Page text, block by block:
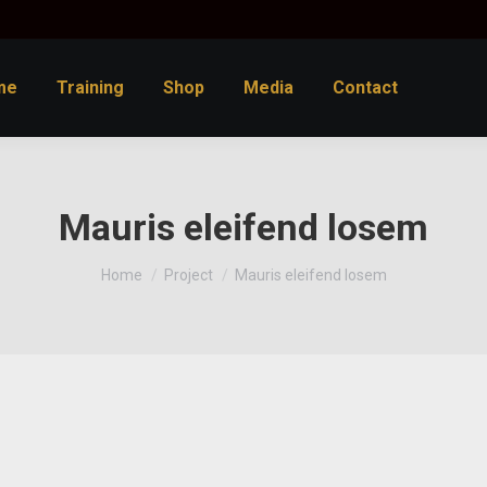
Training Shop Media Contact
Mauris eleifend losem
You are here:
Home Project Mauris eleifend losem